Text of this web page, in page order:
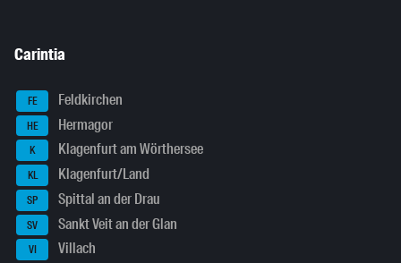
Carintia
FE Feldkirchen
HE Hermagor
K Klagenfurt am Wörthersee
KL Klagenfurt/Land
SP Spittal an der Drau
SV Sankt Veit an der Glan
VI Villach